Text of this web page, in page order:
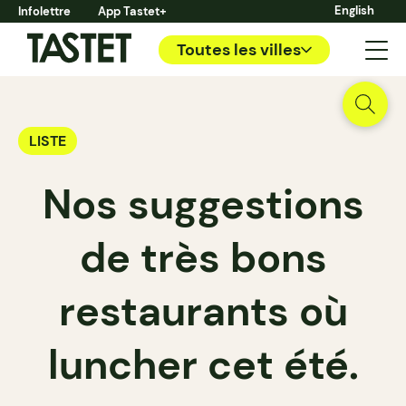
Infolettre App Tastet+ English
Toutes les villes
LISTE
Nos suggestions
de très bons
restaurants où
luncher cet été.